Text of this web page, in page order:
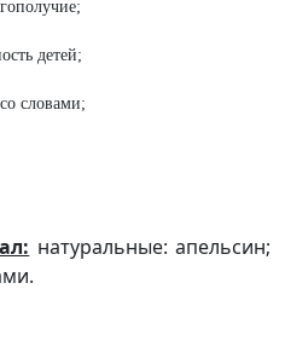
детей;
словами;
натуральные: апельсин;